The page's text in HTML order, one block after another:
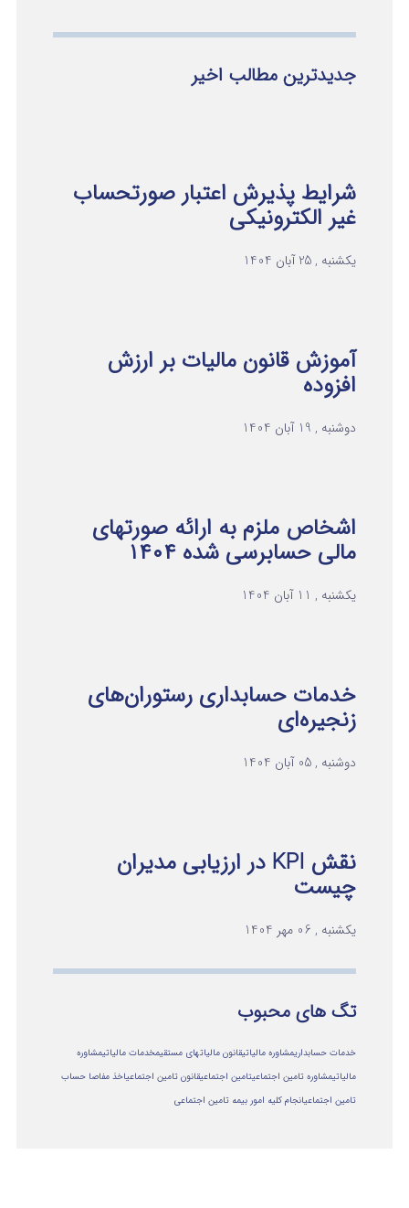
جدیدترین مطالب اخیر
شرایط پذیرش اعتبار صورتحساب
غیر الکترونیکی
یکشنبه , 25 آبان 1404
آموزش قانون مالیات بر ارزش
افزوده
دوشنبه , 19 آبان 1404
اشخاص ملزم به ارائه صورتهای
مالی حسابرسی شده ۱۴۰۴
یکشنبه , 11 آبان 1404
خدمات حسابداری رستوران‌های
زنجیره‌ای
دوشنبه , 05 آبان 1404
نقش KPI در ارزیابی مدیران
چیست
یکشنبه , 06 مهر 1404
تگ های محبوب
خدمات حسابداریمشاوره مالیاتیقانون مالیاتهای مستقیمخدمات مالیاتیمشاوره
مالياتيمشاوره تامین اجتماعیتامین اجتماعیقانون تامین اجتماعیاخذ مفاصا حساب
تامین اجتماعیانجام کلیه امور بیمه تامین اجتماعی